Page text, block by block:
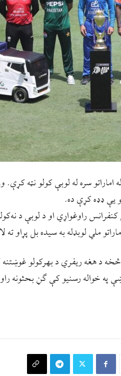
اماراتو سره له لوبې کولو نټه
یې ډډه کړې ده.
راوغواړي او د لوبې د
ملي لوبډله به سیده بل پړاو ته
د هغه ریفري د بهرکولو
خواله رسنیو کې ګڼ بحثونه